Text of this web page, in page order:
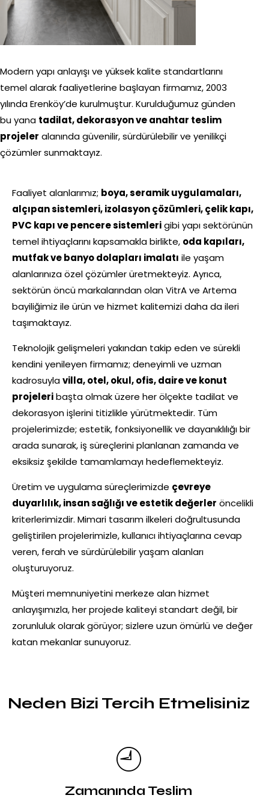
Modern yapı anlayışı ve yüksek kalite standartlarını
temel alarak faaliyetlerine başlayan firmamız, 2003
yılında Erenköy’de kurulmuştur. Kurulduğumuz günden
bu yana tadilat, dekorasyon ve anahtar teslim
projeler alanında güvenilir, sürdürülebilir ve yenilikçi
çözümler sunmaktayız.
Faaliyet alanlarımız; boya, seramik uygulamaları,
alçıpan sistemleri, izolasyon çözümleri, çelik kapı,
PVC kapı ve pencere sistemlerigibi yapı sektörünün
temel ihtiyaçlarını kapsamakla birlikte, oda kapıları,
mutfak ve banyo dolapları imalatı ile yaşam
alanlarınıza özel çözümler üretmekteyiz. Ayrıca,
sektörün öncü markalarından olanVitrAve Artema
bayiliğimiz ile ürün ve hizmet kalitemizi daha da ileri
taşımaktayız.
Teknolojik gelişmeleri yakından takip eden ve sürekli
kendini yenileyen firmamız; deneyimli ve uzman
kadrosuylavilla, otel, okul, ofis, daire ve konut
projeleribaşta olmak üzere her ölçekte tadilat ve
dekorasyon işlerini titizlikle yürütmektedir. Tüm
projelerimizde; estetik, fonksiyonellik ve dayanıklılığı bir
arada sunarak, iş süreçlerini planlanan zamanda ve
eksiksiz şekilde tamamlamayı hedeflemekteyiz.
Üretim ve uygulama süreçlerimizde çevreye
duyarlılık, insan sağlığı ve estetik değerler öncelikli
kriterlerimizdir. Mimari tasarım ilkeleri doğrultusunda
geliştirilen projelerimizle, kullanıcı ihtiyaçlarına cevap
veren, ferah ve sürdürülebilir yaşam alanları
oluşturuyoruz.
Müşteri memnuniyetini merkeze alan hizmet
anlayışımızla, her projede kaliteyi standart değil, bir
zorunluluk olarak görüyor; sizlere uzun ömürlü ve değer
katan mekanlar sunuyoruz.
Neden Bizi Tercih Etmelisiniz
Zamanında Teslim